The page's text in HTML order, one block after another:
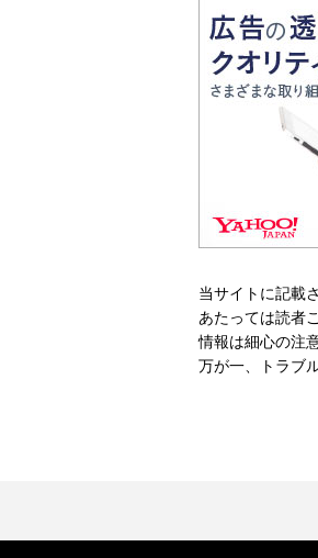
当サイトに記載
あたっては読者
情報は細心の注
万が一、トラブ